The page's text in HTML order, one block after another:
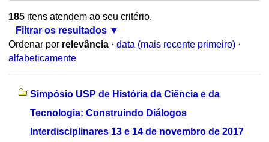
185itens atendem ao seu critério.
Filtrar os resultados
Ordenar por relevância · data (mais recente primeiro) ·
alfabeticamente
Simpósio USP de História da Ciência e da
Tecnologia: Construindo Diálogos
Interdisciplinares 13 e 14 de novembro de 2017